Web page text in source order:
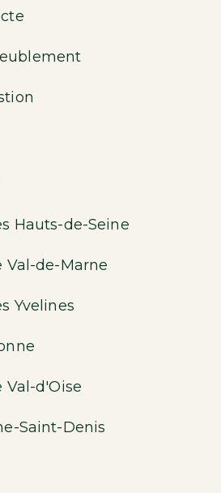
Hauts-de-Seine
Val-de-Marne
Yvelines
Val-d'Oise
Saint-Denis